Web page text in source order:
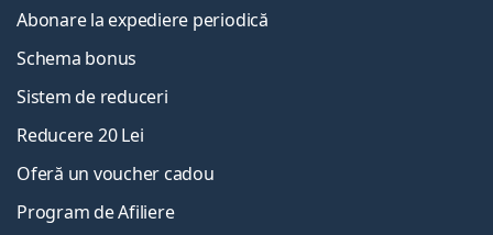
Abonare la expediere periodică
Schema bonus
Sistem de reduceri
Reducere 20 Lei
Oferă un voucher cadou
Program de Afiliere